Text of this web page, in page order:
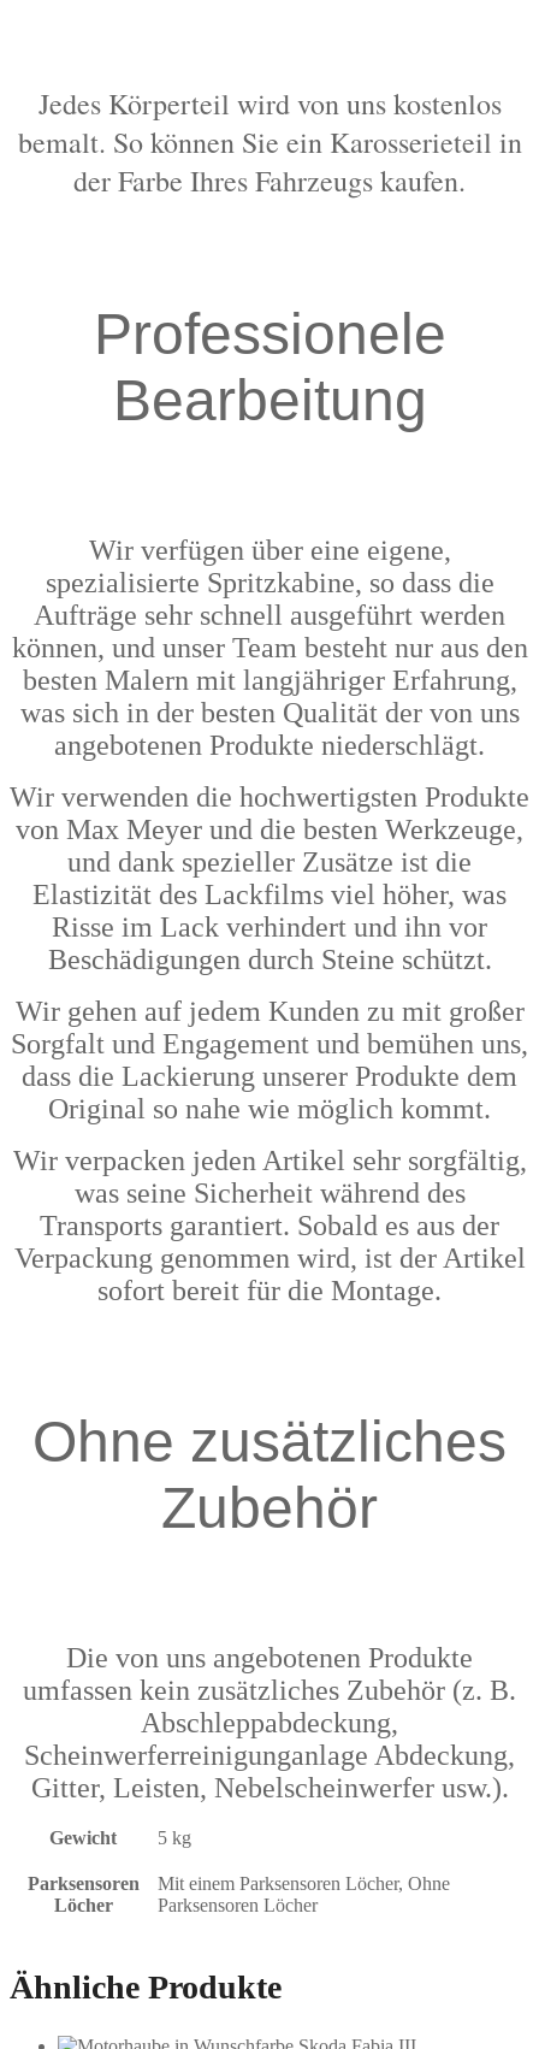
Jedes Körperteil wird von uns kostenlos
bemalt. So können Sie ein Karosserieteil in
der Farbe Ihres Fahrzeugs kaufen.
Professionele
Bearbeitung
Wir verfügen über eine eigene,
spezialisierte Spritzkabine, so dass die
Aufträge sehr schnell ausgeführt werden
können, und unser Team besteht nur aus den
besten Malern mit langjähriger Erfahrung,
was sich in der besten Qualität der von uns
angebotenen Produkte niederschlägt.
Wir verwenden die hochwertigsten Produkte
von Max Meyer und die besten Werkzeuge,
und dank spezieller Zusätze ist die
Elastizität des Lackfilms viel höher, was
Risse im Lack verhindert und ihn vor
Beschädigungen durch Steine schützt.
Wir gehen auf jedem Kunden zu mit großer
Sorgfalt und Engagement und bemühen uns,
dass die Lackierung unserer Produkte dem
Original so nahe wie möglich kommt.
Wir verpacken jeden Artikel sehr sorgfältig,
was seine Sicherheit während des
Transports garantiert. Sobald es aus der
Verpackung genommen wird, ist der Artikel
sofort bereit für die Montage.
Ohne zusätzliches
Zubehör
Die von uns angebotenen Produkte
umfassen kein zusätzliches Zubehör (z. B.
Abschleppabdeckung,
Scheinwerferreinigunganlage Abdeckung,
Gitter, Leisten, Nebelscheinwerfer usw.).
Gewicht 5 kg
Parksensoren
Löcher
Mit einem Parksensoren Löcher, Ohne
Parksensoren Löcher
Ähnliche Produkte